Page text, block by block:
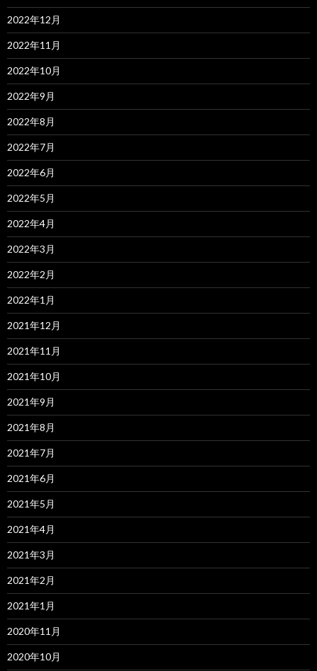
2022年12月
2022年11月
2022年10月
2022年9月
2022年8月
2022年7月
2022年6月
2022年5月
2022年4月
2022年3月
2022年2月
2022年1月
2021年12月
2021年11月
2021年10月
2021年9月
2021年8月
2021年7月
2021年6月
2021年5月
2021年4月
2021年3月
2021年2月
2021年1月
2020年11月
2020年10月